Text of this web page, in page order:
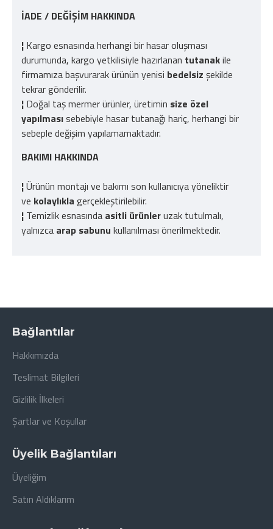
İADE / DEĞİŞİM HAKKINDA
¦ Kargo esnasında herhangi bir hasar oluşması
durumunda, kargo yetkilisiyle hazırlanan tutanakile
firmamıza başvurarak ürünün yenisi bedelsiz şekilde
tekrar gönderilir.
¦ Doğal taş mermer ürünler, üretimin size özel
yapılmasısebebiyle hasar tutanağı hariç, herhangi bir
sebeple değişim yapılamamaktadır.
BAKIMI HAKKINDA
¦Ürünün montajı ve bakımı son kullanıcıya yöneliktir
ve kolaylıkla gerçekleştirilebilir.
¦ Temizlik esnasında asitli ürünleruzak tutulmalı,
yalnızca arap sabunu kullanılması önerilmektedir.
Bağlantılar
Hakkımızda
Teslimat Bilgileri
Gizlilik İlkeleri
Şartlar ve Koşullar
Üyelik Bağlantıları
Üyeliğim
Satın Aldıklarım